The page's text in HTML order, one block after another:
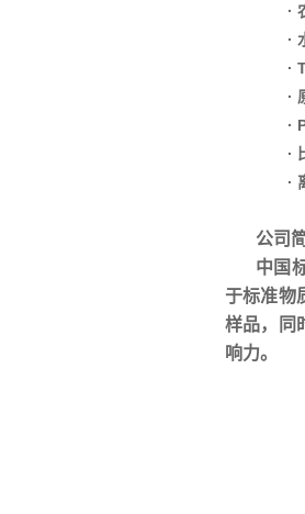
·
·
·
·
·
·
·
公司
中国
于标准物
样品，同
响力。